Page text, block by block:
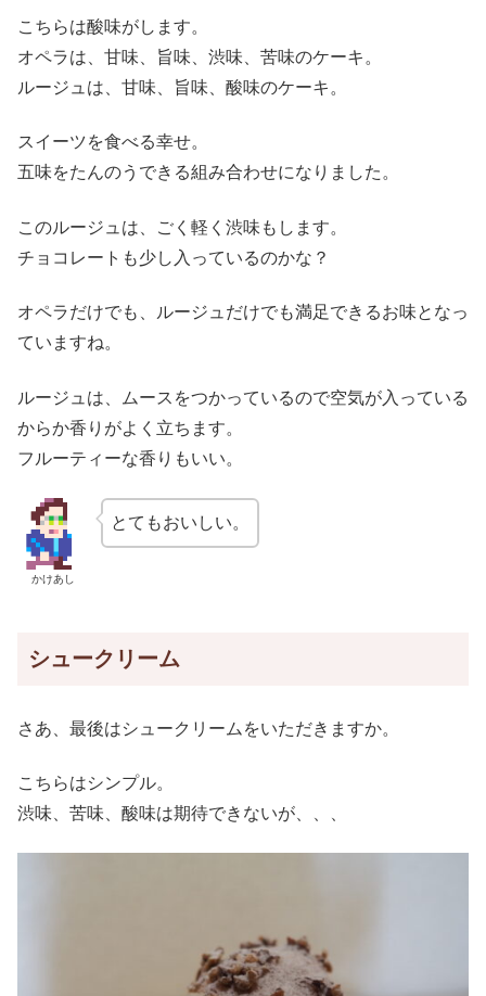
こちらは酸味がします。
オペラは、甘味、旨味、渋味、苦味のケーキ。
ルージュは、甘味、旨味、酸味のケーキ。
スイーツを食べる幸せ。
五味をたんのうできる組み合わせになりました。
このルージュは、ごく軽く渋味もします。
チョコレートも少し入っているのかな？
オペラだけでも、ルージュだけでも満足できるお味となっ
ていますね。
ルージュは、ムースをつかっているので空気が入っている
からか香りがよく立ちます。
フルーティーな香りもいい。
かけあし
とてもおいしい。
シュークリーム
さあ、最後はシュークリームをいただきますか。
こちらはシンプル。
渋味、苦味、酸味は期待できないが、、、